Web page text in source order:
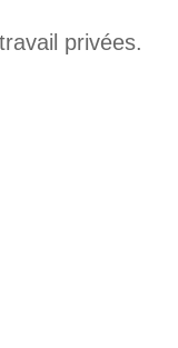
privées.